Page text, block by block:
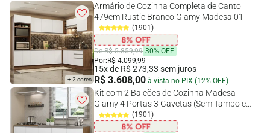
+ 2 cores
Armário de Cozinha Completa de Canto
479cm Rustic Branco Glamy Madesa 01
(1901)
De R$ 5.859,99 30% OFF
Por: R$ 4.099,99
15x de R$ 273,33 sem juros
R$ 3.608,00 à vista no PIX (12% OFF)
Kit com 2 Balcões de Cozinha Madesa
Glamy 4 Portas 3 Gavetas (Sem Tampo e
Pia) Rustic/Branco Rustic/Branco
(1901)